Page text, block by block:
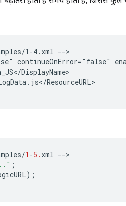
1-4.xml -->
continueOnError="false"
DisplayName>
ResourceURL>
/1 -5. xml --
;
);